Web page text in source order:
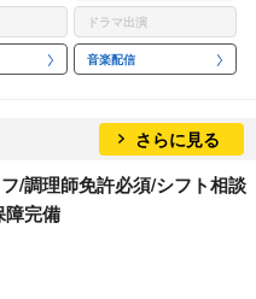
ドラマ出演
音楽配信
さらに見る
/調理師免許必須/シフト相談
障完備